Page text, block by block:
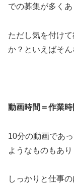
での募集が多くあ
ただし気を付け
か？といえばそん
動画時間＝作業
10分の動画であ
ようなものもあり
しっかりと仕事